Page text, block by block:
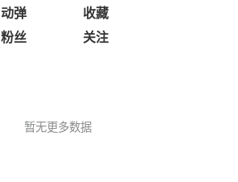
动弹
收藏
粉丝 关注
暂无更多数据